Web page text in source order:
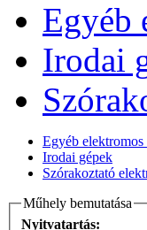
Egyéb
Irodai
Egyéb elektromos
Irodai gépek
Szórakoztató
Műhely bemutatása
Nyitvatartás: